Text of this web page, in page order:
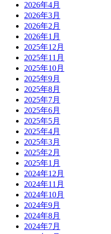
2026年4月
2026年3月
2026年2月
2026年1月
2025年12月
2025年11月
2025年10月
2025年9月
2025年8月
2025年7月
2025年6月
2025年5月
2025年4月
2025年3月
2025年2月
2025年1月
2024年12月
2024年11月
2024年10月
2024年9月
2024年8月
2024年7月